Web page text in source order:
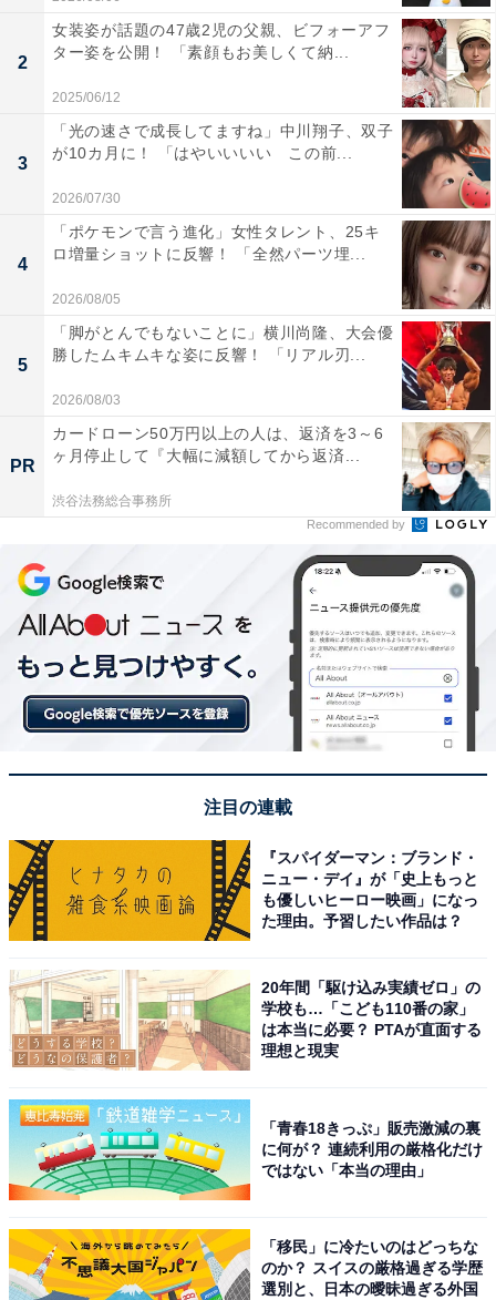
2
女装姿が話題の47歳2児の父親、ビフォーアフ
ター姿を公開！ 「素顔もお美しくて納...
2025/06/12
3
「光の速さで成長してますね」中川翔子、双子
が10カ月に！ 「はやいいいい この前...
2026/07/30
4
「ポケモンで言う進化」女性タレント、25キ
ロ増量ショットに反響！ 「全然パーツ埋...
2026/08/05
5
「脚がとんでもないことに」横川尚隆、大会優
勝したムキムキな姿に反響！ 「リアル刃...
2026/08/03
PR
カードローン50万円以上の人は、返済を3～6
ヶ月停止して『大幅に減額してから返済...
渋谷法務総合事務所
Recommended by
注目の連載
『スパイダーマン：ブランド・
ニュー・デイ』が「史上もっと
も優しいヒーロー映画」になっ
た理由。予習したい作品は？
20年間「駆け込み実績ゼロ」の
学校も…「こども110番の家」
は本当に必要？ PTAが直面する
理想と現実
「青春18きっぷ」販売激減の裏
に何が？ 連続利用の厳格化だけ
ではない「本当の理由」
「移民」に冷たいのはどっちな
のか？ スイスの厳格過ぎる学歴
選別と、日本の曖昧過ぎる外国